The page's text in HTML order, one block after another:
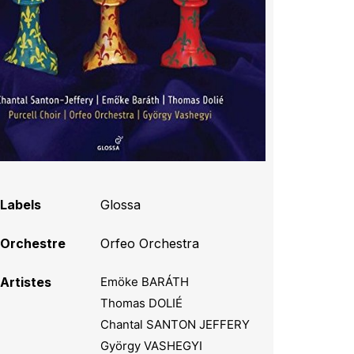
Labels Glossa
Orchestre Orfeo Orchestra
Artistes
Emöke BARÁTH
Thomas DOLIÉ
Chantal SANTON JEFFERY
György VASHEGYI